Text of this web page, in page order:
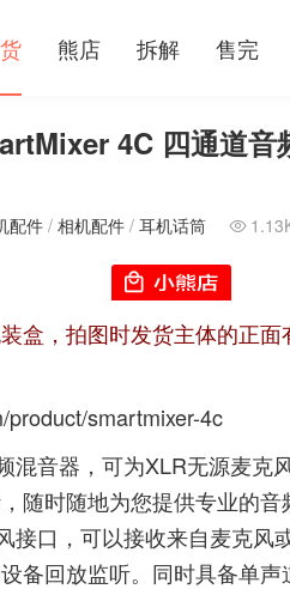
熊店 拆解 售完
4C 四通道音
配件 / 相机配件 / 耳机话筒 
盒，拍图时发货主体的正
smartmixer-4c
混音器，可为XLR无源麦克
随时随地为您提供专业的
接口，可以接收来自麦克风
备回放监听。同时具备单